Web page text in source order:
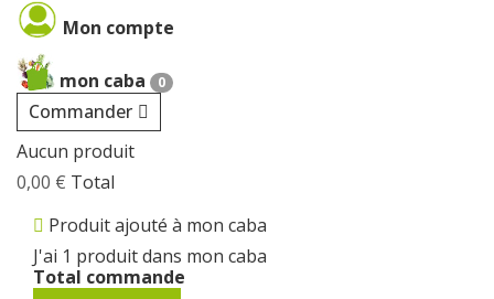
Mon compte
mon caba 0
Commander
Aucun produit
0,00 € Total
Produit ajouté à mon caba
J'ai 1 produit dans mon caba
Total commande